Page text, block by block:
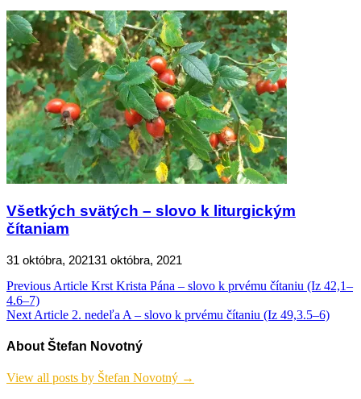
Všetkých svätých – slovo k liturgickým
čítaniam
31 októbra, 202131 októbra, 2021
Navigácia
v
Previous Article Krst Krista Pána – slovo k prvému čítaniu (Iz 42,1–
4.6–7)
Next Article 2. nedeľa A – slovo k prvému čítaniu (Iz 49,3.5–6)
About Štefan Novotný
View all posts by Štefan Novotný →